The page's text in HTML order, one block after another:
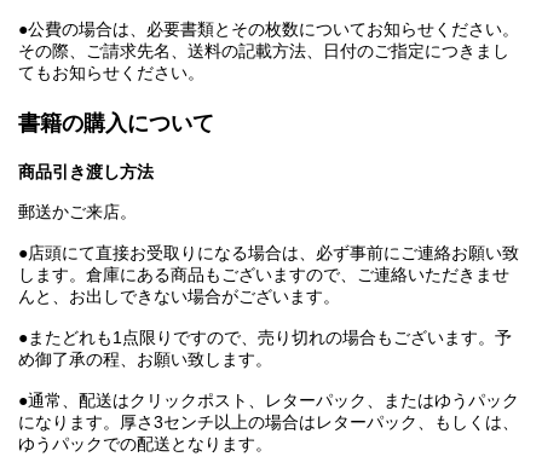
●公費の場合は、必要書類とその枚数についてお知らせください。
その際、ご請求先名、送料の記載方法、日付のご指定につきまし
てもお知らせください。
書籍の購入について
商品引き渡し方法
郵送かご来店。
●店頭にて直接お受取りになる場合は、必ず事前にご連絡お願い致
します。倉庫にある商品もございますので、ご連絡いただきませ
んと、お出しできない場合がございます。
●またどれも1点限りですので、売り切れの場合もございます。予
め御了承の程、お願い致します。
●通常、配送はクリックポスト、レターパック、またはゆうパック
になります。厚さ3センチ以上の場合はレターパック、もしくは、
ゆうパックでの配送となります。